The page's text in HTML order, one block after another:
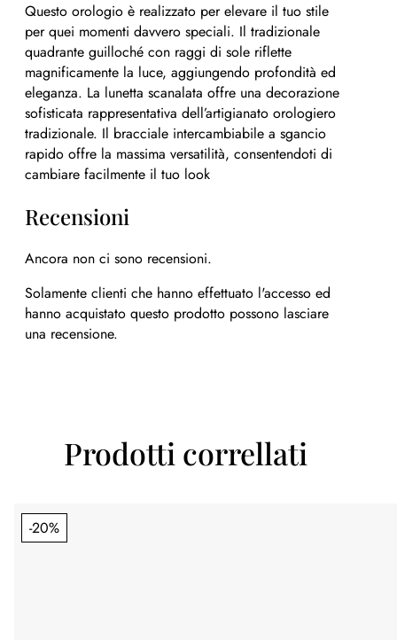
Questo orologio è realizzato per elevare il tuo stile
per quei momenti davvero speciali. Il tradizionale
quadrante guilloché con raggi di sole riflette
magnificamente la luce, aggiungendo profondità ed
eleganza. La lunetta scanalata offre una decorazione
sofisticata rappresentativa dell’artigianato orologiero
tradizionale. Il bracciale intercambiabile a sgancio
rapido offre la massima versatilità, consentendoti di
cambiare facilmente il tuo look
Recensioni
Ancora non ci sono recensioni.
Solamente clienti che hanno effettuato l'accesso ed
hanno acquistato questo prodotto possono lasciare
una recensione.
Prodotti correllati
-20%